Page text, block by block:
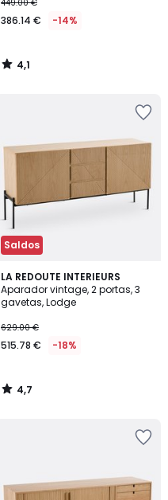
449.00 €
386.14 € -14%
4,1
/
Saldos
LA REDOUTE INTERIEURS
Aparador vintage, 2 portas, 3
gavetas, Lodge
629.00 €
515.78 € -18%
4,7
/ 5
4,7
/